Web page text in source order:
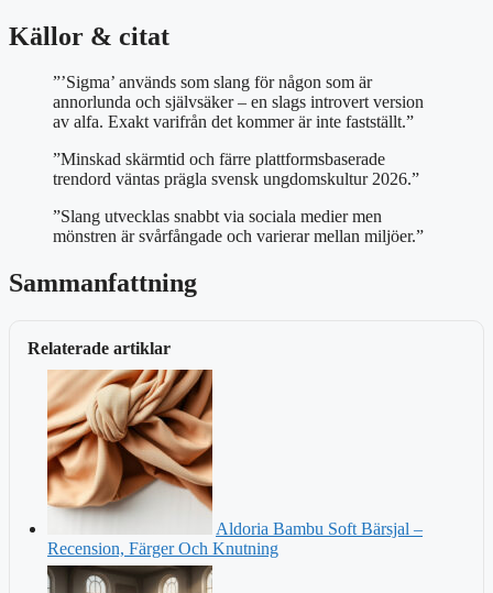
Källor & citat
”’Sigma’ används som slang för någon som är
annorlunda och självsäker – en slags introvert version
av alfa. Exakt varifrån det kommer är inte fastställt.”
”Minskad skärmtid och färre plattformsbaserade
trendord väntas prägla svensk ungdomskultur 2026.”
”Slang utvecklas snabbt via sociala medier men
mönstren är svårfångade och varierar mellan miljöer.”
Sammanfattning
Relaterade artiklar
Aldoria Bambu Soft Bärsjal –
Recension, Färger Och Knutning